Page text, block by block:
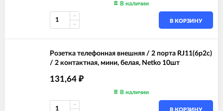
В наличии
В КОРЗИНУ
Розетка телефонная внешняя / 2 порта RJ11(6p2c)
/ 2 контактная, мини, белая, Netko 10шт
131,64 ₽
В наличии
В КОРЗИНУ